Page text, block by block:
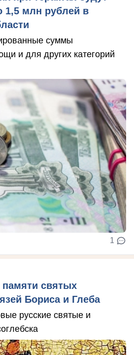
1,5 млн рублей в
суммы
и для других категорий
1
памяти святых
Бориса и Глеба
русские святые и